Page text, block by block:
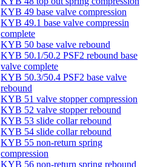
KYB 49 base valve compression
KYB 49.1 base valve compressin
complete
KYB 50 base valve rebound
KYB 50.1/50.2 PSF2 rebound base
valve complete
KYB 50.3/50.4 PSF2 base valve
rebound
KYB 51 valve stopper compression
KYB 52 valve stopper rebound
KYB 53 slide collar rebound
KYB 54 slide collar rebound
KYB 55 non-return spring
compression
KYB 56 non-return spring rebound